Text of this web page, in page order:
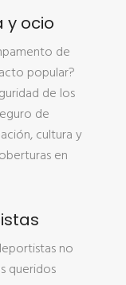
y ocio
de
popular?
de los
de
cultura y
en
no
queridos